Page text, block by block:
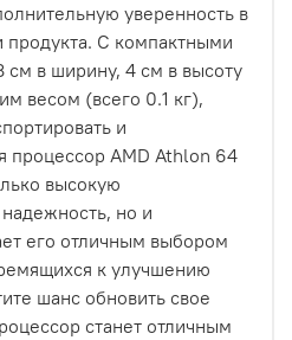
уверенность в
продукта. С компактными
см в ширину, 4 см в высоту
весом (всего 0.1 кг),
и
процессор AMD Athlon 64
высокую
но и
его отличным выбором
к улучшению
шанс обновить свое
станет отличным